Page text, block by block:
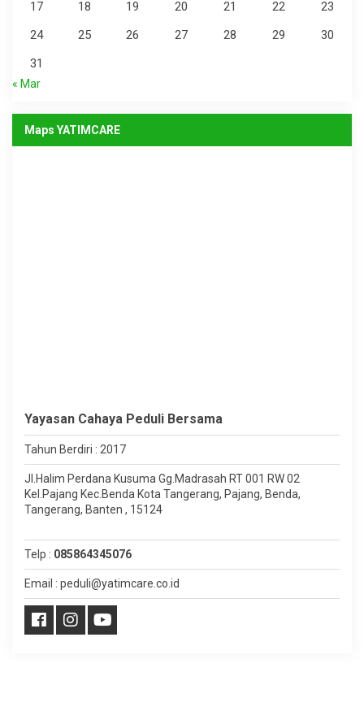
17
18 19 20 21 22
23
24
25 26 27 28 29
30
31
« Mar
Maps YATIMCARE
Yayasan Cahaya Peduli Bersama
Tahun Berdiri : 2017
Jl.Halim Perdana Kusuma Gg.Madrasah RT 001 RW 02
Kel.Pajang Kec.Benda Kota Tangerang, Pajang, Benda,
Tangerang, Banten , 15124
Telp : 085864345076
Email : peduli@yatimcare.co.id